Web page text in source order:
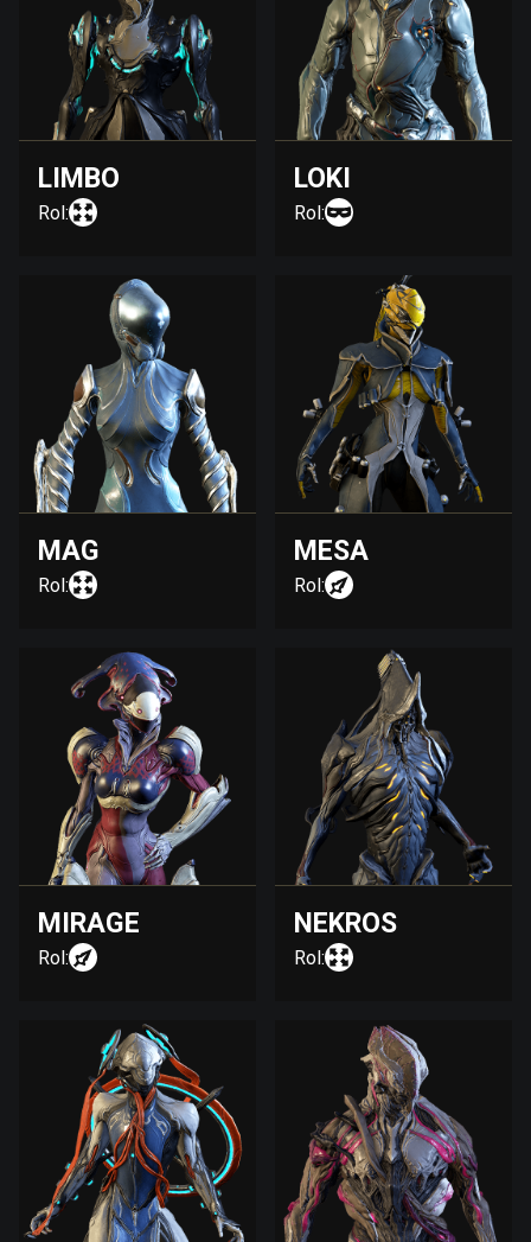
LIMBO
Rol:
LOKI
Rol:
MAG
Rol:
MESA
Rol:
MIRAGE
Rol:
NEKROS
Rol: